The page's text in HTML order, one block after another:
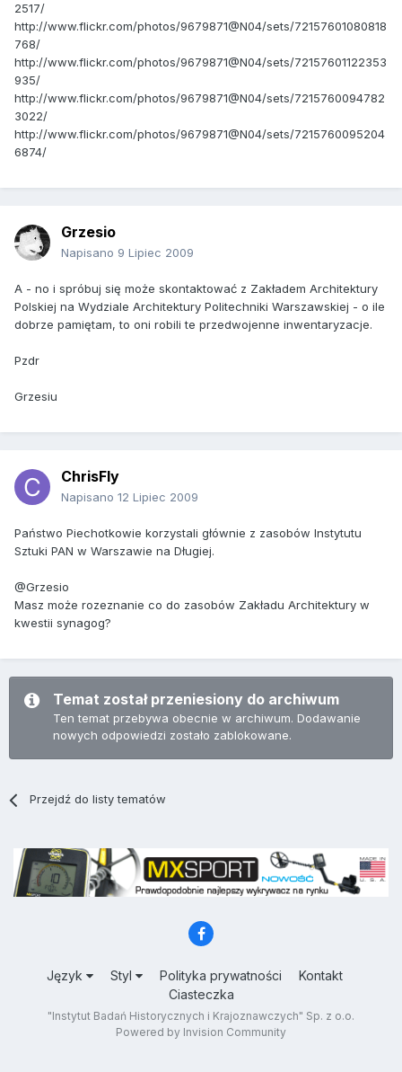
2517/
http://www.flickr.com/photos/9679871@N04/sets/72157601080818
768/
http://www.flickr.com/photos/9679871@N04/sets/72157601122353
935/
http://www.flickr.com/photos/9679871@N04/sets/7215760094782
3022/
http://www.flickr.com/photos/9679871@N04/sets/7215760095204
6874/
Grzesio
Napisano 9 Lipiec 2009
A - no i spróbuj się może skontaktować z Zakładem Architektury
Polskiej na Wydziale Architektury Politechniki Warszawskiej - o ile
dobrze pamiętam, to oni robili te przedwojenne inwentaryzacje.
Pzdr
Grzesiu
ChrisFly
Napisano 12 Lipiec 2009
Państwo Piechotkowie korzystali głównie z zasobów Instytutu
Sztuki PAN w Warszawie na Długiej.
@Grzesio
Masz może rozeznanie co do zasobów Zakładu Architektury w
kwestii synagog?
Temat został przeniesiony do archiwum
Ten temat przebywa obecnie w archiwum. Dodawanie
nowych odpowiedzi zostało zablokowane.
Przejdź do listy tematów
Język Styl Polityka prywatności
Kontakt
Ciasteczka
"Instytut Badań Historycznych i Krajoznawczych" Sp. z o.o.
Powered by Invision Community